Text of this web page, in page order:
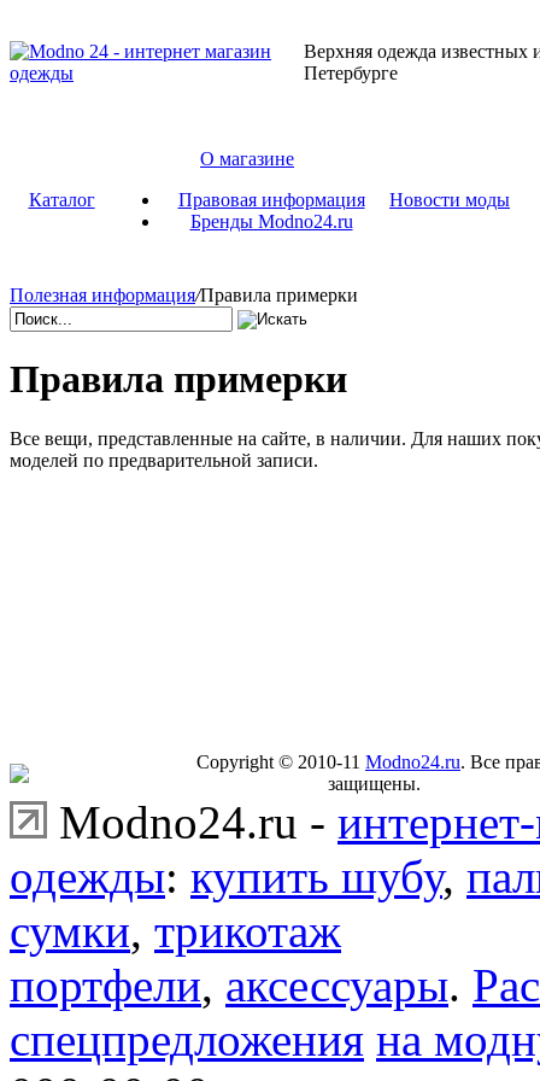
Верхняя одежда известных
Петербурге
Каталог
О магазине
Правовая информация
Бренды Modno24.ru
Новости моды
Полезная информация/Правила примерки
Правила примерки
Все вещи, представленные на сайте, в наличии. Для наших
моделей по предварительной записи.
Copyright © 2010-11 Modno24.ru. Все
защищены.
Modno24.ru -
одежды: купить шубу,
сумки, трикотаж
портфели, аксессуары.
спецпредложения на